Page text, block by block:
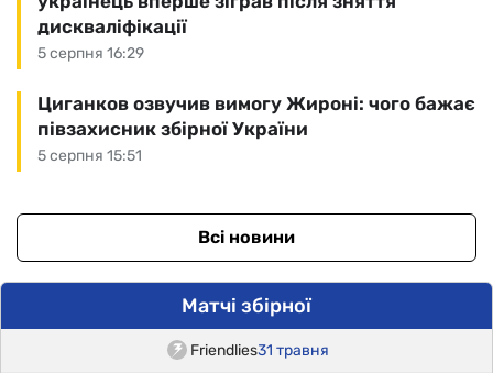
5 серпня 16:29
дискваліфікації
5 серпня 15:51
Циганков озвучив вимогу Жироні: чого бажає
півзахисник збірної України
Всі новини
Матчі збірної
Friendlies31 травня